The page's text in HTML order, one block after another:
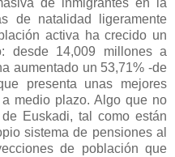
de inmigrantes en la
de natalidad ligeramente
activa ha crecido un
desde 14,009 millones a
aumentado un 53,71% -de
presenta unas mejores
medio plazo. Algo que no
Euskadi, tal como están
sistema de pensiones al
de población que